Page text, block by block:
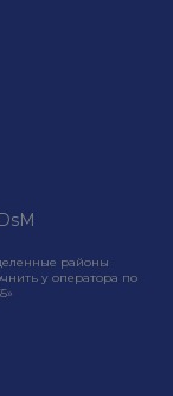
районы
у оператора по